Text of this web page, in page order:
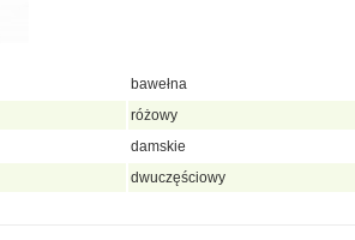
bawełna
różowy
damskie
dwuczęściowy